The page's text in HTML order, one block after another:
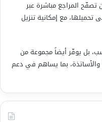
تصفّح المراجع مباشرة عبر
تحميلها، مع إمكانية تنزيل
بل يوفّر أيضاً مجموعة من
والأساتذة، بما يساهم في دعم